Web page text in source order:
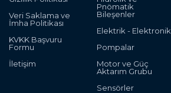
Veri Saklama ve
İmha Politikası
KVKK Başvuru
Formu
İletişim
Pnömatik
Bileşenler
Elektrik - Elektronik
Pompalar
Motor ve Güç
Aktarım Grubu
Sensörler